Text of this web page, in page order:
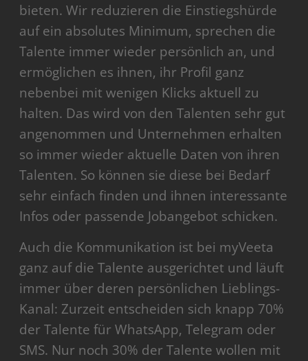
bieten. Wir reduzieren die Einstiegshürde
auf ein absolutes Minimum, sprechen die
Talente immer wieder persönlich an, und
ermöglichen es ihnen, ihr Profil ganz
nebenbei mit wenigen Klicks aktuell zu
halten. Das wird von den Talenten sehr gut
angenommen und Unternehmen erhalten
so immer wieder aktuelle Daten von ihren
Talenten. So können sie diese bei Bedarf
sehr einfach finden und ihnen interessante
Infos oder passende Jobangebot schicken.
Auch die Kommunikation ist bei myVeeta
ganz auf die Talente ausgerichtet und läuft
immer über deren persönlichen Lieblings-
Kanal: Zurzeit entscheiden sich knapp 70%
der Talente für WhatsApp, Telegram oder
SMS. Nur noch 30% der Talente wollen mit